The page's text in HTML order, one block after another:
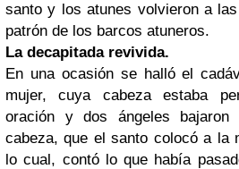
santo y los atunes volvieron a
patrón de los barcos atuneros.
La decapitada revivida.
En una ocasión se halló el
mujer, cuya cabeza estaba
oración y dos ángeles
cabeza, que el santo colocó a la
lo cual, contó lo que había